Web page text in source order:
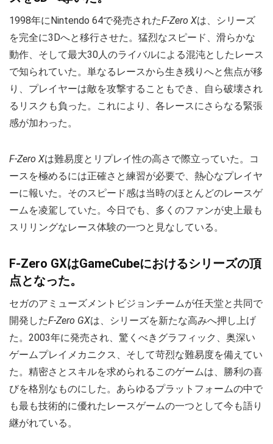
1998年にNintendo 64で発売されたF-Zero Xは、シリーズ
を完全に3Dへと移行させた。猛烈なスピード、滑らかな
動作、そして最大30人のライバルによる混沌としたレース
で知られていた。単なるレースから生き残りへと焦点が移
り、プレイヤーは敵を攻撃することもでき、自ら破壊され
るリスクも負った。これにより、各レースにさらなる緊張
感が加わった。
F-Zero Xは難易度とリプレイ性の高さで際立っていた。コ
ースを極めるには正確さと練習が必要で、熱心なプレイヤ
ーに報いた。そのスピード感は当時のほとんどのレースゲ
ームを凌駕していた。今日でも、多くのファンが史上最も
スリリングなレース体験の一つと見なしている。
F-Zero GXはGameCubeにおけるシリーズの頂
点となった。
セガのアミューズメントビジョンチームが任天堂と共同で
開発したF-Zero GXは、シリーズを新たな高みへ押し上げ
た。2003年に発売され、驚くべきグラフィック、奥深い
ゲームプレイメカニクス、そして苛烈な難易度を備えてい
た。精密さとスキルを求められるこのゲームは、勝利の喜
びを格別なものにした。あらゆるプラットフォームの中で
も最も技術的に優れたレースゲームの一つとして今も語り
継がれている。